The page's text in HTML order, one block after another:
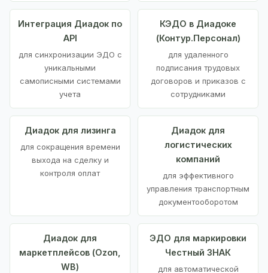
Интеграция Диадок по
API
для синхронизации ЭДО с
уникальными
самописными системами
учета
КЭДО в Диадоке
(Контур.Персонал)
для удаленного
подписания трудовых
договоров и приказов с
сотрудниками
Диадок для лизинга
для сокращения времени
выхода на сделку и
контроля оплат
Диадок для
логистических
компаний
для эффективного
управления транспортным
документооборотом
Диадок для
маркетплейсов (Ozon,
WB)
ЭДО для маркировки
Честный ЗНАК
для автоматической